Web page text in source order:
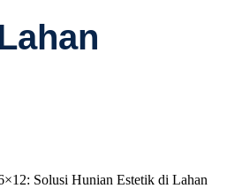
Solusi Hunian Estetik di Lahan